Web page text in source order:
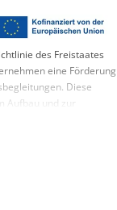
des Freistaates
eine Förderung
Diese
und zur
Ergebnisse und
Sozialfonds Plus und